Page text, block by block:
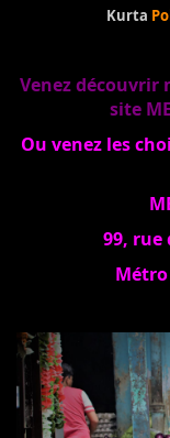
Kurta
Venez découvrir
site
Ou venez les
99, rue